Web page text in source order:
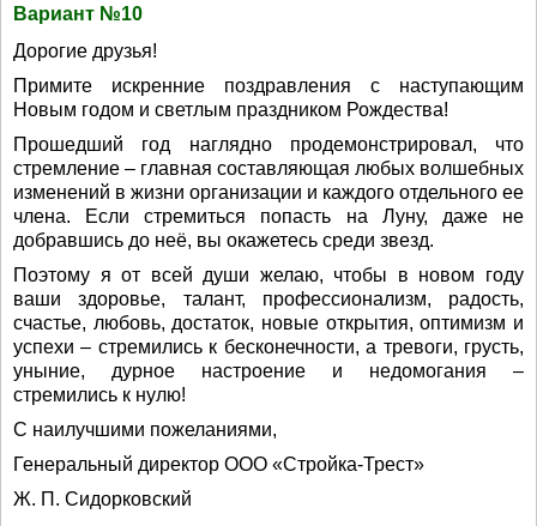
Вариант №10
Дорогие друзья!
Примите искренние поздравления с наступающим
Новым годом и светлым праздником Рождества!
Прошедший год наглядно продемонстрировал, что
стремление – главная составляющая любых волшебных
изменений в жизни организации и каждого отдельного ее
члена. Если стремиться попасть на Луну, даже не
добравшись до неё, вы окажетесь среди звезд.
Поэтому я от всей души желаю, чтобы в новом году
ваши здоровье, талант, профессионализм, радость,
счастье, любовь, достаток, новые открытия, оптимизм и
успехи – стремились к бесконечности, а тревоги, грусть,
уныние, дурное настроение и недомогания –
стремились к нулю!
С наилучшими пожеланиями,
Генеральный директор ООО «Стройка-Трест»
Ж. П. Сидорковский